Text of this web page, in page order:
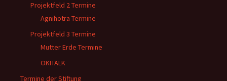
Projektfeld 2 Termine
Agnihotra Termine
Projektfeld 3 Termine
Mutter Erde Termine
OKITALK
Termine der Stiftung